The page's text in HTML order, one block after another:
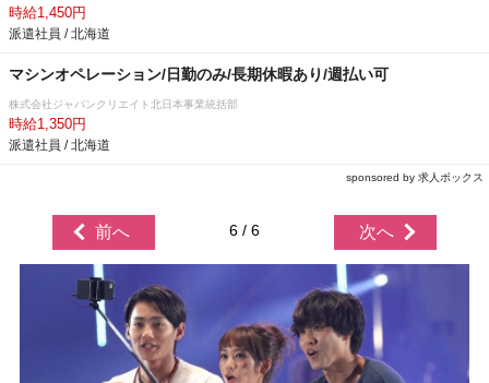
時給1,450円
派遣社員 / 北海道
マシンオペレーション/日勤のみ/長期休暇あり/週払い可
株式会社ジャパンクリエイト北日本事業統括部
時給1,350円
派遣社員 / 北海道
sponsored by 求人ボックス
前へ 6 / 6 次へ